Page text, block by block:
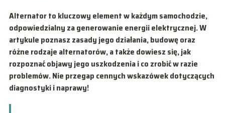
Alternator to kluczowy element w każdym samochodzie,
odpowiedzialny za generowanie energii elektrycznej. W
artykule poznasz zasady jego działania, budowę oraz
różne rodzaje alternatorów, a także dowiesz się, jak
rozpoznać objawy jego uszkodzenia i co zrobić w razie
problemów. Nie przegap cennych wskazówek dotyczących
diagnostyki i naprawy!